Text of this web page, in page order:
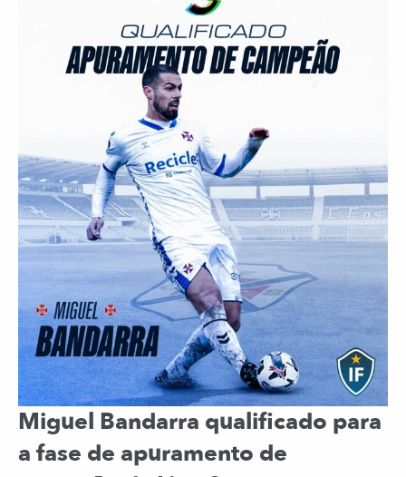
Miguel Bandarra qualificado para
a fase de apuramento de